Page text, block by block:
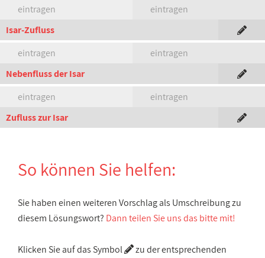
eintragen
eintragen
Isar-Zufluss
eintragen
eintragen
Nebenfluss der Isar
eintragen
eintragen
Zufluss zur Isar
So können Sie helfen:
Sie haben einen weiteren Vorschlag als Umschreibung zu
diesem Lösungswort? Dann teilen Sie uns das bitte mit!
Klicken Sie auf das Symbol
zu der entsprechenden